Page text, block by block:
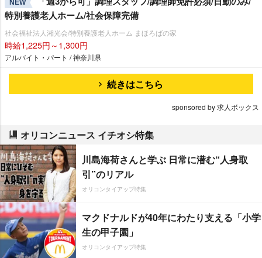
NEW
特別養護老人ホーム/社会保障完備
社会福祉法人湘光会/特別養護老人ホーム まほろばの家
時給1,225円～1,300円
アルバイト・パート / 神奈川県
続きはこちら
sponsored by 求人ボックス
オリコンニュース イチオシ特集
川島海荷さんと学ぶ 日常に潜む“人身取
引”のリアル
オリコンタイアップ特集
マクドナルドが40年にわたり支える「小学
生の甲子園」
オリコンタイアップ特集